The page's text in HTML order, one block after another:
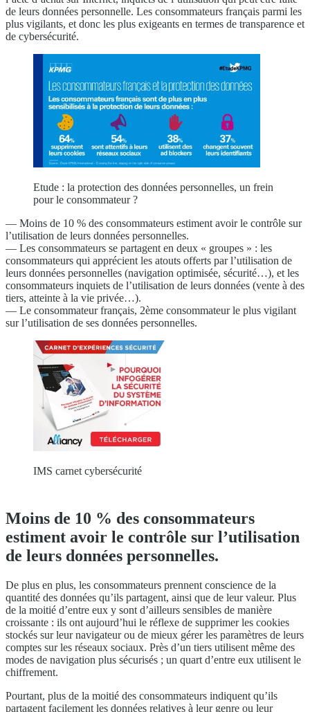
de leurs données personnelle. Les consommateurs français parmi les
plus vigilants, et donc les plus exigeants en termes de transparence et
de cybersécurité.
Etude : la protection des données personnelles, un frein
pour le consommateur ?
— Moins de 10 % des consommateurs estiment avoir le contrôle sur
l’utilisation de leurs données personnelles.
— Les consommateurs se partagent en deux « groupes » : les
consommateurs qui apprécient les atouts offerts par l’utilisation de
leurs données personnelles (navigation optimisée, sécurité…), et les
consommateurs inquiets de l’utilisation de leurs données (vente à des
tiers, atteinte à la vie privée…).
— Le consommateur français, 2ème consommateur le plus vigilant
sur l’utilisation de ses données personnelles.
IMS carnet cybersécurité
Moins de 10 % des consommateurs
estiment avoir le contrôle sur l’utilisation
de leurs données personnelles.
De plus en plus, les consommateurs prennent conscience de la
quantité des données qu’ils partagent, ainsi que de leur valeur. Plus
de la moitié d’entre eux y sont d’ailleurs sensibles de manière
croissante : ils ont aujourd’hui le réflexe de supprimer les cookies
stockés sur leur navigateur ou de mieux gérer les paramètres de leurs
comptes sur les réseaux sociaux. Près d’un tiers utilisent même des
modes de navigation plus sécurisés ; un quart d’entre eux utilisent le
chiffrement.
Pourtant, plus de la moitié des consommateurs indiquent qu’ils
partagent facilement les données relatives à leur genre ou leur